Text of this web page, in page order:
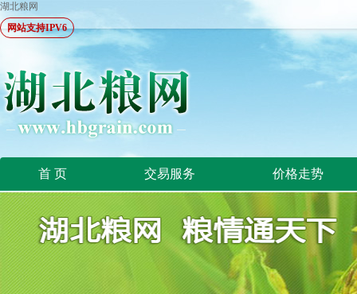
湖北粮网
网站支持IPV6
首 页 交易服务 价格走势